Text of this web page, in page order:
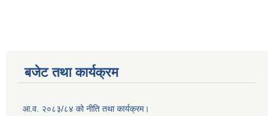
बजेट तथा कार्यक्रम
आ.व. २०८३/८४ को नीति तथा कार्यक्रम।